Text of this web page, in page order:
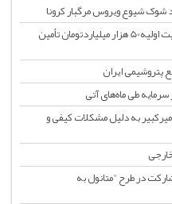
اجرای طرح گواهی اعتبار مولد «گام» باظرفیت اولیه50 هزار میلیاردتومان تأمین
پتروشیمی ایران
طی ماه‌های آتی
به دلیل مشکلات کیفی و
در طرح "متانول به